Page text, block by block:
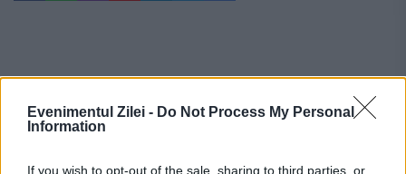
Evenimentul Zilei - Do Not Process My Personal
Information
If you wish to opt-out of the sale, sharing to third parties, or